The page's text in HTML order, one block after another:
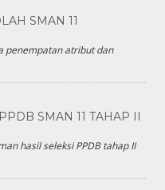
SMAN 11
penempatan atribut dan
SMAN 11 TAHAP II
hasil seleksi PPDB tahap II